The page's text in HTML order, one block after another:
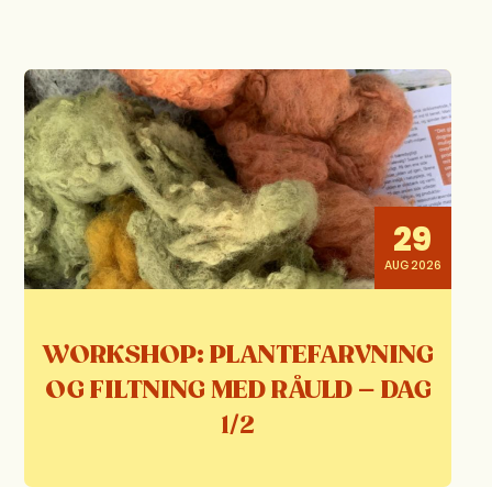
29
AUG 2026
WORKSHOP: PLANTEFARVNING
OG FILTNING MED RÅULD – DAG
1/2